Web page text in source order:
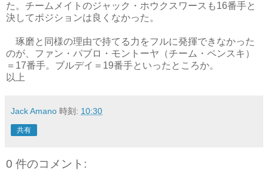
た。チームメイトのジャック・ホウクスワースも16番手と
決してポジションは良くなかった。
琢磨と同様の理由で持てる力をフルに発揮できなかった
のが、ファン・パブロ・モントーヤ（チーム・ペンスキ）
＝17番手。ブルデイ＝19番手といったところか。
以上
Jack Amano 時刻: 10:30
共有
0 件のコメント: